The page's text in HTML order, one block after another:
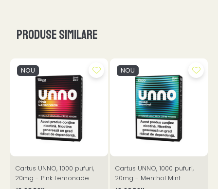
Produse similare
NOU
Cartus UNNO, 1000 pufuri,
20mg - Pink Lemonade
NOU
Cartus UNNO, 1000 pufuri,
20mg - Menthol Mint